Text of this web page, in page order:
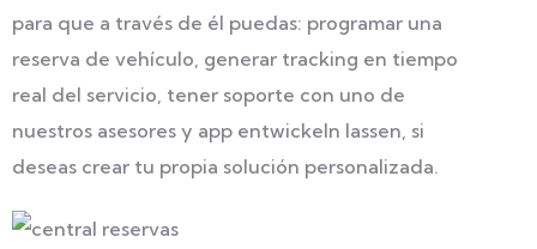
para que a través de él puedas: programar una
reserva de vehículo, generar tracking en tiempo
real del servicio, tener soporte con uno de
nuestros asesores y app entwickeln lassen , si
deseas crear tu propia solución personalizada.